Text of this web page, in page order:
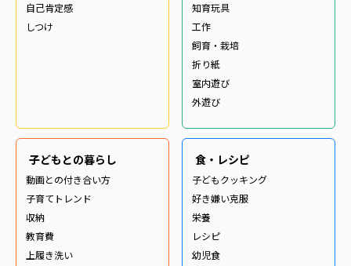
自己肯定感
しつけ
知育玩具
工作
飼育・栽培
折り紙
室内遊び
外遊び
子どもとの暮らし
動画との付き合い方
子育てトレンド
収納
教育費
上履き洗い
食・レシピ
子どもクッキング
好き嫌い克服
栄養
レシピ
幼児食